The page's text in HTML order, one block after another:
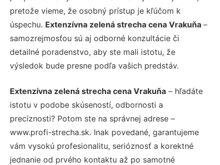
pretože vieme, že osobný prístup je kľúčom k
úspechu. Extenzívna zelená strecha cena Vrakuňa –
samozrejmosťou sú aj odborné konzultácie či
detailné poradenstvo, aby ste mali istotu, že
výsledok bude presne podľa vašich predstáv.
Extenzívna zelená strecha cena Vrakuňa – hľadáte
istotu v podobe skúseností, odbornosti a
precíznosti? Potom ste na správnej adrese –
www.profi-strecha.sk. Inak povedané, garantujeme
vám vysokú profesionalitu, serióznosť a korektné
jednanie od prvého kontaktu až po samotné